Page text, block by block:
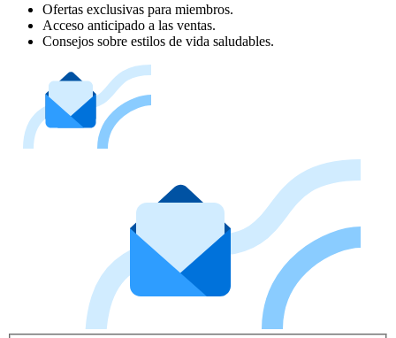
Ofertas exclusivas para miembros.
Acceso anticipado a las ventas.
Consejos sobre estilos de vida saludables.